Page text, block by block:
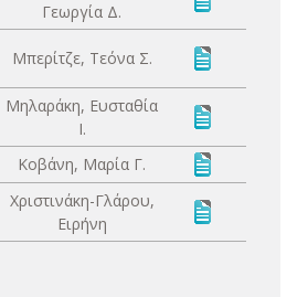
Γεωργία Δ.
Μπερίτζε, Τεόνα Σ.
Μηλαράκη, Ευσταθία
Ι.
Κοβάνη, Μαρία Γ.
Χριστινάκη-Γλάρου,
Ειρήνη